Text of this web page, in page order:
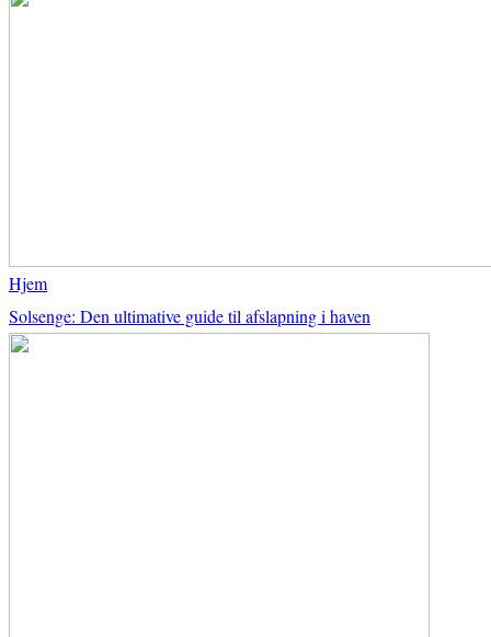
Hjem
Solsenge: Den ultimative guide til afslapning i haven